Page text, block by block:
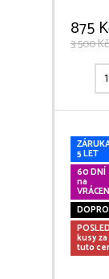
875
3 500 Kč
5 LET
60 DNÍ
na
kusy za
tuto